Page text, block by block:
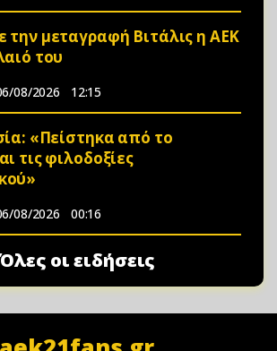
την μεταγραφή Βιτάλις η ΑΕΚ
του
08/2026 12:15
«Πείστηκα από το
τις φιλοδοξίες
08/2026 00:16
οι ειδήσεις